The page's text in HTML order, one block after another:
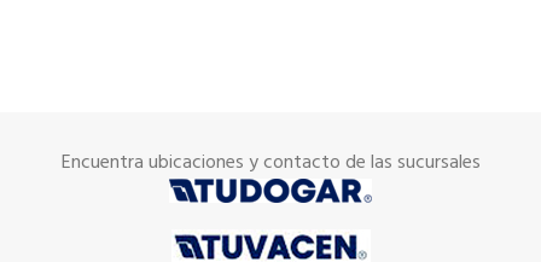
Encuentra ubicaciones y contacto de las sucursales